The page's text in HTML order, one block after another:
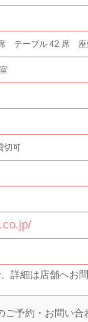
テーブル 42 席 座
切可
詳細は店舗へお問
ご予約・お問い合